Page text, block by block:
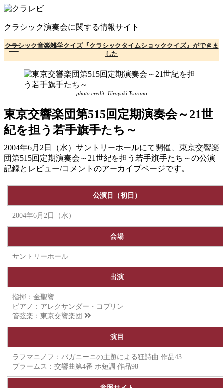
コ
テ
ン
ツ
へ
クラシック演奏会に関する情報サイト
クラシック音楽雑学クイズ『クラシックタイムショッククイズ』ができま
した
photo credit: Hiroyuki Tsuruno
東京交響楽団第515回定期演奏会～21世
紀を担う若手旗手たち～
2004年6月2日（水）サントリーホールにて開催、東京交響楽
団第515回定期演奏会～21世紀を担う若手旗手たち～の公演
記録とレビュー/コメントのアーカイブページです。
公演日（初日）
2004年6月2日（水）
会場
サントリーホール
出演
指揮：金聖響
ピアノ：アレクサンダー・コブリン
管弦楽： 東京交響楽団
演目
ラフマニノフ：パガニーニの主題による狂詩曲 作品43